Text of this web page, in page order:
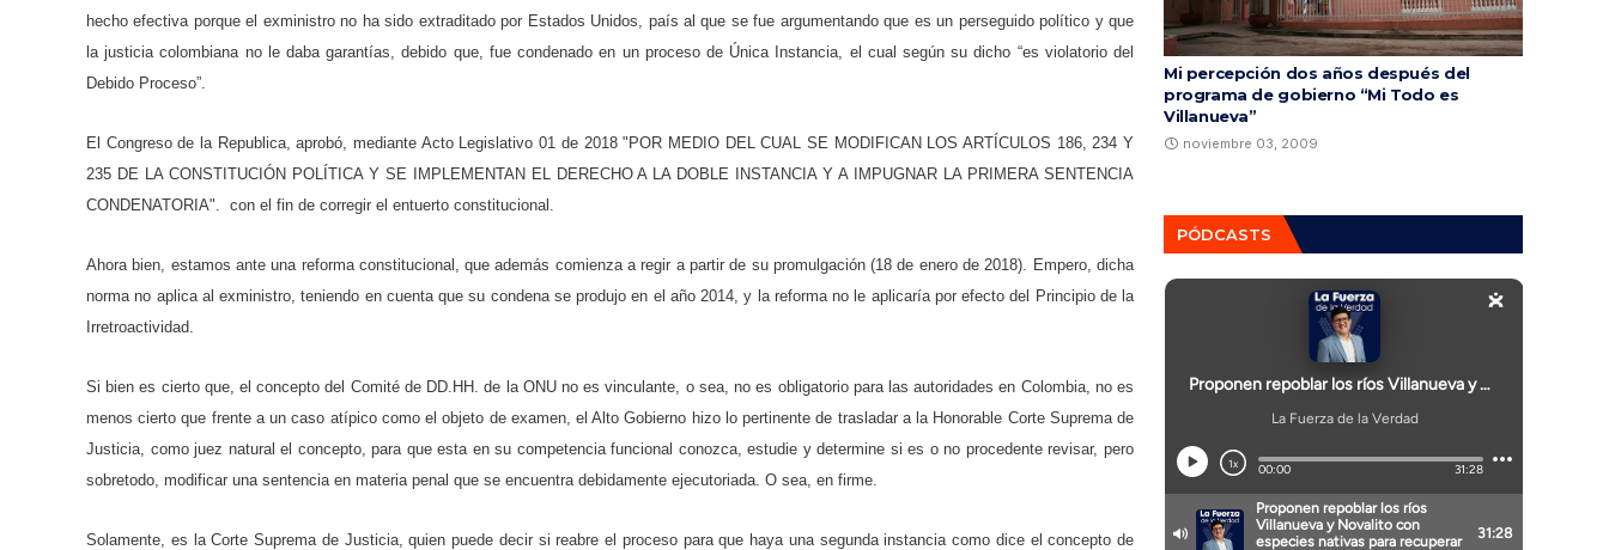
hecho efectiva porque el exministro no ha sido extraditado por Estados Unidos, país al que se fue argumentando que es un perseguido político y que
la justicia colombiana no le daba garantías, debido que, fue condenado en un proceso de Única Instancia, el cual según su dicho “es violatorio del
Debido Proceso”.
El Congreso de la Republica, aprobó, mediante Acto Legislativo 01 de 2018 "POR MEDIO DEL CUAL SE MODIFICAN LOS ARTÍCULOS 186, 234 Y
235 DE LA CONSTITUCIÓN POLÍTICA Y SE IMPLEMENTAN EL DERECHO A LA DOBLE INSTANCIA Y A IMPUGNAR LA PRIMERA SENTENCIA
CONDENATORIA". con el fin de corregir el entuerto constitucional.
Ahora bien, estamos ante una reforma constitucional, que además comienza a regir a partir de su promulgación (18 de enero de 2018). Empero, dicha
norma no aplica al exministro, teniendo en cuenta que su condena se produjo en el año 2014, y la reforma no le aplicaría por efecto del Principio de la
Irretroactividad.
Si bien es cierto que, el concepto del Comité de DD.HH. de la ONU no es vinculante, o sea, no es obligatorio para las autoridades en Colombia, no es
menos cierto que frente a un caso atípico como el objeto de examen, el Alto Gobierno hizo lo pertinente de trasladar a la Honorable Corte Suprema de
Justicia, como juez natural el concepto, para que esta en su competencia funcional conozca, estudie y determine si es o no procedente revisar, pero
sobretodo, modificar una sentencia en materia penal que se encuentra debidamente ejecutoriada. O sea, en firme.
Solamente, es la Corte Suprema de Justicia, quien puede decir si reabre el proceso para que haya una segunda instancia como dice el concepto de
Mi percepción dos años después del
programa de gobierno “Mi Todo es
Villanueva”
noviembre 03, 2009
PÓDCASTS